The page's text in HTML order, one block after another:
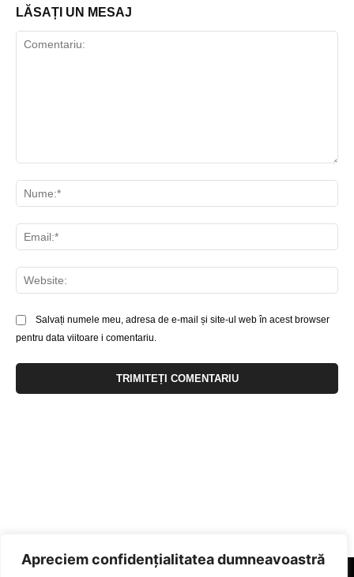
Apreciem confidențialitatea dumneavoastră
LĂSAȚI UN MESAJ
Salvați numele meu, adresa de e-mail și site-ul web în acest browser
pentru data viitoare i comentariu.